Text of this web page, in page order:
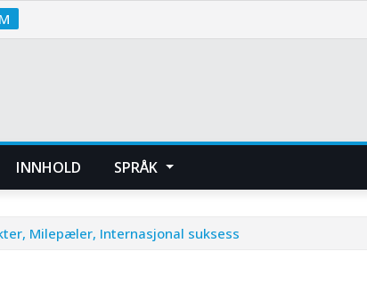
INNHOLD SPRÅK
Milepæler, Internasjonal suksess